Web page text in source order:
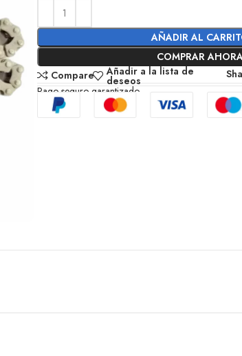
AÑADIR AL
COMPRAR
Compare
Añadir a la lista de
deseos
Pago seguro garantizado